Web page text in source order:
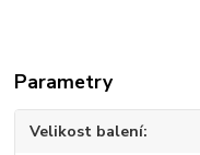
Parametry
Velikost balení